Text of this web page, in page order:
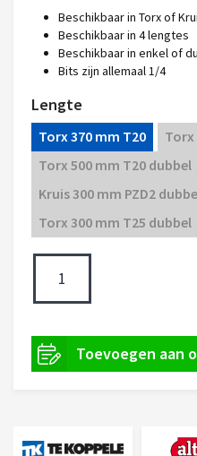
Beschikbaar in Torx of
Beschikbaar in 4 lengtes
Beschikbaar in enkel of
Bits zijn allemaal 1/4
Lengte
Torx 370 mm T20
Torx
Torx 500 mm T20 dubbel
Kruis 300 mm PZD2
Torx 300 mm T25 dubbel